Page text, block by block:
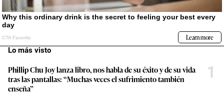
Lo más visto
Phillip Chu Joy lanza libro, nos habla de su éxito y de su vida
tras las pantallas: “Muchas veces el sufrimiento también
enseña”
1